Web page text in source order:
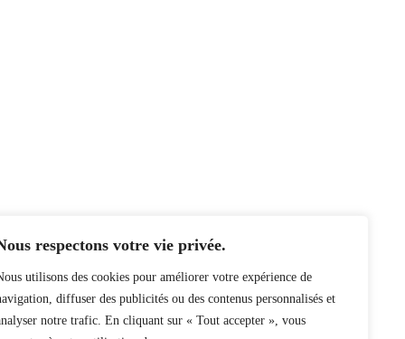
respectons votre vie privée.
utilisons des cookies pour améliorer votre expérience de
diffuser des publicités ou des contenus personnalisés et
notre trafic. En cliquant sur « Tout accepter », vous